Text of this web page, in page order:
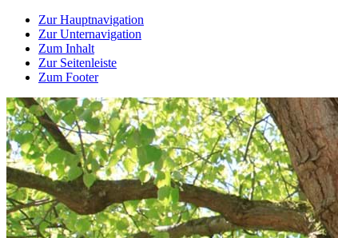
Zur Hauptnavigation
Zur Unternavigation
Zum Inhalt
Zur Seitenleiste
Zum Footer